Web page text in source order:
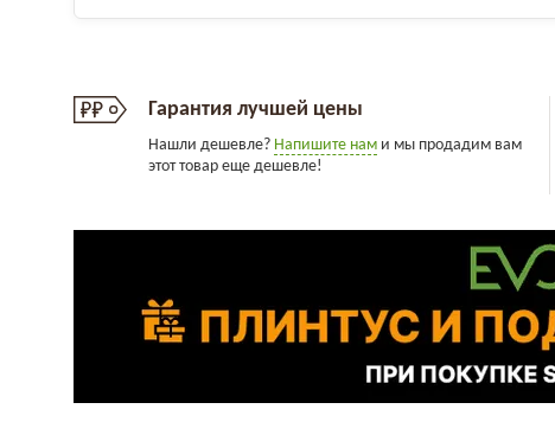
Гарантия лучшей цены
Нашли дешевле? Напишите нам и мы продадим вам
этот товар еще дешевле!